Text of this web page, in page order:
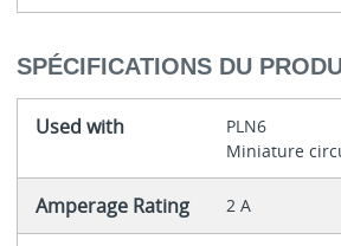
SPÉCIFICATIONS DU
Used with
PLN6
Miniature
Amperage Rating 2 A